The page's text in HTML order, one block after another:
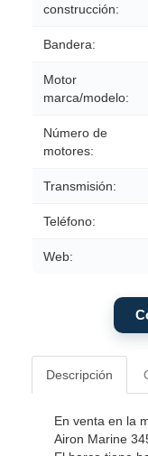
construcción:
Bandera:
Motor
marca/modelo:
Número de
motores:
Transmisión:
Teléfono:
Web:
Descripción
En venta en la
Airon Marine